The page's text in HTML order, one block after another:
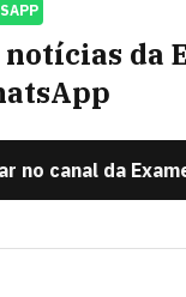
notícias da
no canal da